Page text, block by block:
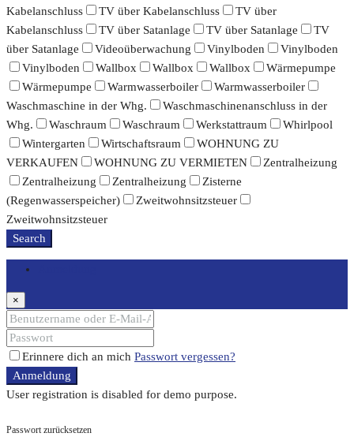
Kabelanschluss
TV über Kabelanschluss
TV über
Kabelanschluss
TV über Satanlage TV über Satanlage
TV
über Satanlage
Videoüberwachung Vinylboden
Vinylboden
Vinylboden
Wallbox Wallbox Wallbox
Wärmepumpe
Wärmepumpe
Warmwasserboiler
Warmwasserboiler
Waschmaschine in der Whg.
Waschmaschinenanschluss in der
Whg.
Waschraum Waschraum Werkstattraum
Whirlpool
Wintergarten
Wirtschaftsraum
WOHNUNG ZU
VERKAUFEN
WOHNUNG ZU VERMIETEN
Zentralheizung
Zentralheizung
Zentralheizung
Zisterne
(Regenwasserspeicher)
Zweitwohnsitzsteuer
Zweitwohnsitzsteuer
Search
×
Erinnere dich an mich Passwort vergessen?
Anmeldung
User registration is disabled for demo purpose.
Passwort zurücksetzen